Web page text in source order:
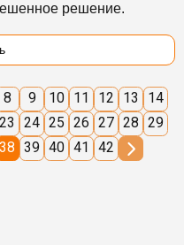
решение.
8 9 10 11 12 13
14
23 24 25 26 27 28 29
38 39 40 41 42